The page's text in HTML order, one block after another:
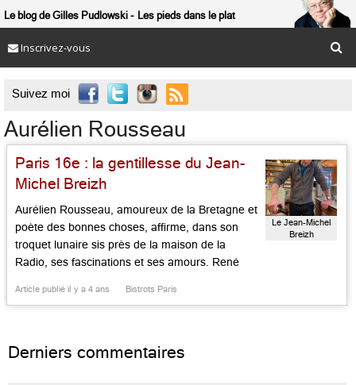
Le blog de Gilles Pudlowski Les pieds dans le plat
Inscrivez-vous
Suivez moi 
Aurélien Rousseau
Paris 16e : la gentillesse du Jean-
Michel Breizh
Aurélien Rousseau, amoureux de la Bretagne et
poète des bonnes choses, affirme, dans son
troquet lunaire sis près de la maison de la
Radio, ses fascinations et ses amours. René
Holiday veillent sur la salle depuis leur photos
Article publié il y a 4 ans Bistrots Paris
Le Jean-Michel
Breizh
Derniers commentaires